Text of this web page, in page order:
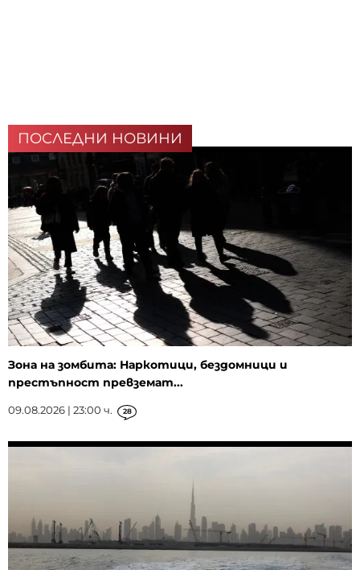
ПОСЛЕДНИ НОВИНИ
Зона на зомбита: Наркотици, бездомници и
престъпност превземат...
09.08.2026 | 23:00 ч. 28